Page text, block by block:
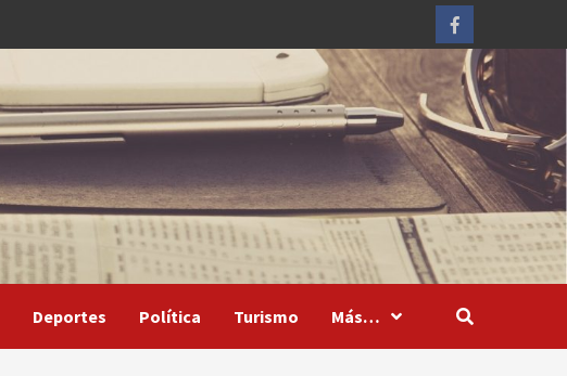
Facebook
Deportes Política Turismo Más…